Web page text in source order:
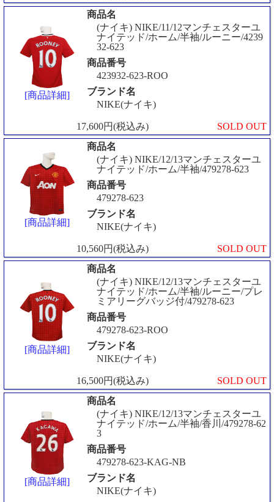
[商品詳細]
商品名
(ナイキ) NIKE/11/12マンチェスターユ
ナイテッド/ホーム/半袖/ルーニー/4239
32-623
商品番号
423932-623-ROO
ブランド名
NIKE(ナイキ)
17,600円(税込み) SOLD OUT
[商品詳細]
商品名
(ナイキ) NIKE/12/13マンチェスターユ
ナイテッド/ホーム/半袖/479278-623
商品番号
479278-623
ブランド名
NIKE(ナイキ)
10,560円(税込み) SOLD OUT
[商品詳細]
商品名
(ナイキ) NIKE/12/13マンチェスターユ
ナイテッド/ホーム/半袖/ルーニー/プレ
ミアリーグバッジ付/479278-623
商品番号
479278-623-ROO
ブランド名
NIKE(ナイキ)
16,500円(税込み) SOLD OUT
[商品詳細]
商品名
(ナイキ) NIKE/12/13マンチェスターユ
ナイテッド/ホーム/半袖/香川/479278-62
3
商品番号
479278-623-KAG-NB
ブランド名
NIKE(ナイキ)